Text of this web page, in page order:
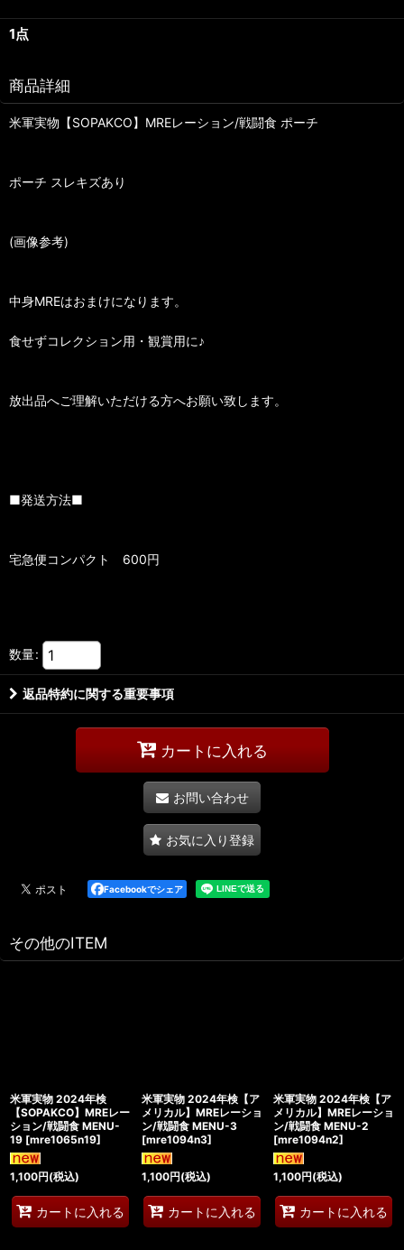
1点
商品詳細
米軍実物【SOPAKCO】MREレーション/戦闘食 ポーチ
ポーチ スレキズあり
(画像参考)
中身MREはおまけになります。
食せずコレクション用・観賞用に♪
放出品へご理解いただける方へお願い致します。
■発送方法■
宅急便コンパクト 600円
数量:
返品特約に関する重要事項
カートに入れる
お問い合わせ
お気に入り登録
Facebookでシェア
その他のITEM
米軍実物 2024年検
【SOPAKCO】MREレー
ション/戦闘食 MENU-
19 [mre1065n19]
1,100円(税込)
カートに入れる
米軍実物 2024年検【ア
メリカル】MREレーショ
ン/戦闘食 MENU-3
[mre1094n3]
1,100円(税込)
カートに入れる
米軍実物 2024年検【ア
メリカル】MREレーショ
ン/戦闘食 MENU-2
[mre1094n2]
1,100円(税込)
カートに入れる